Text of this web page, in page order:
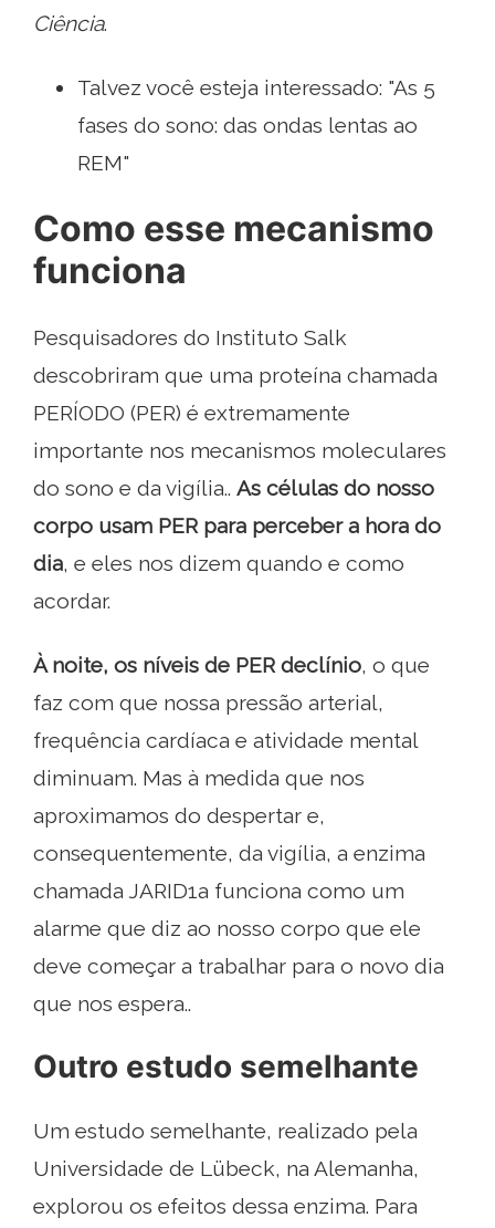
Ciência.
Talvez você esteja interessado: "As 5
fases do sono: das ondas lentas ao
REM"
Como esse mecanismo
funciona
Pesquisadores do Instituto Salk
descobriram que uma proteína chamada
PERÍODO (PER) é extremamente
importante nos mecanismos moleculares
do sono e da vigília.. As células do nosso
corpo usam PER para perceber a hora do
dia, e eles nos dizem quando e como
acordar.
À noite, os níveis de PER declínio, o que
faz com que nossa pressão arterial,
frequência cardíaca e atividade mental
diminuam. Mas à medida que nos
aproximamos do despertar e,
consequentemente, da vigília, a enzima
chamada JARID1a funciona como um
alarme que diz ao nosso corpo que ele
deve começar a trabalhar para o novo dia
que nos espera..
Outro estudo semelhante
Um estudo semelhante, realizado pela
Universidade de Lübeck, na Alemanha,
explorou os efeitos dessa enzima. Para